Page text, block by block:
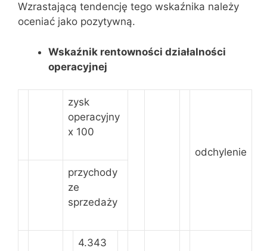
Wzrastającą tendencję tego wskaźnika należy
oceniać jako pozytywną.
Wskaźnik rentowności działalności
operacyjnej
zysk
operacyjny
x 100
odchylenie
przychody
ze
sprzedaży
4.343